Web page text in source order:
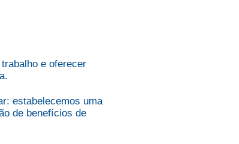
e oferecer
estabelecemos uma
de benefícios de